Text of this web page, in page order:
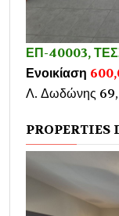
ΕΠ-40003,
Ενοικίαση
Λ. Δωδώνης 69,
PROPERTIES